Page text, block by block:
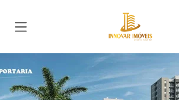
Página inicial